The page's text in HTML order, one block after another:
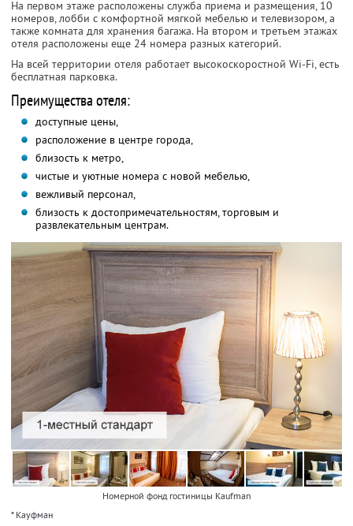
На первом этаже расположены служба приема и размещения, 10
номеров, лобби с комфортной мягкой мебелью и телевизором, а
также комната для хранения багажа. На втором и третьем этажах
отеля расположены еще 24 номера разных категорий.
На всей территории отеля работает высокоскоростной Wi-Fi, есть
бесплатная парковка.
Преимущества отеля:
доступные цены,
расположение в центре города,
близость к метро,
чистые и уютные номера с новой мебелью,
вежливый персонал,
близость к достопримечательностям, торговым и
развлекательным центрам.
Номерной фонд гостиницы Kaufman
* Кауфман